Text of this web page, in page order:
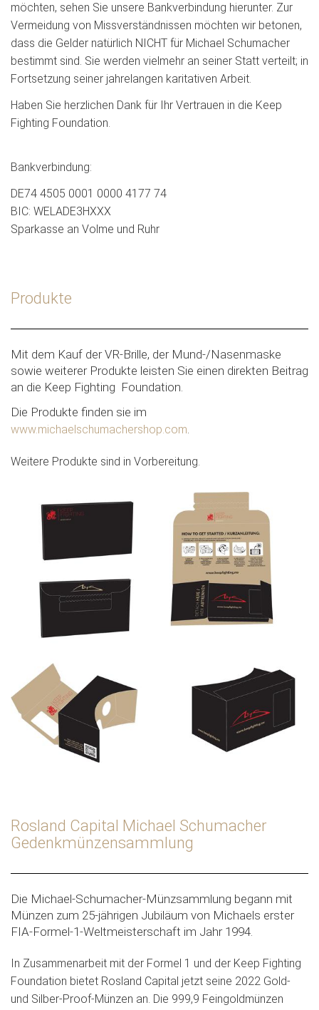
möchten, sehen Sie unsere Bankverbindung hierunter. Zur
Vermeidung von Missverständnissen möchten wir betonen,
dass die Gelder natürlich NICHT für Michael Schumacher
bestimmt sind. Sie werden vielmehr an seiner Statt verteilt; in
Fortsetzung seiner jahrelangen karitativen Arbeit.
Haben Sie herzlichen Dank für Ihr Vertrauen in die Keep
Fighting Foundation.
Bankverbindung:
DE74 4505 0001 0000 4177 74
BIC: WELADE3HXXX
Sparkasse an Volme und Ruhr
Produkte
Mit dem Kauf der VR-Brille, der Mund-/Nasenmaske
sowie weiterer Produkte leisten Sie einen direkten Beitrag
an die Keep Fighting Foundation.
Die Produkte finden sie im
www.michaelschumachershop.com.
Weitere Produkte sind in Vorbereitung.
Rosland Capital Michael Schumacher
Gedenkmünzensammlung
Die Michael-Schumacher-Münzsammlung begann mit
Münzen zum 25-jährigen Jubiläum von Michaels erster
FIA-Formel-1-Weltmeisterschaft im Jahr 1994.
In Zusammenarbeit mit der Formel 1 und der Keep Fighting
Foundation bietet Rosland Capital jetzt seine 2022 Gold-
und Silber-Proof-Münzen an. Die 999,9 Feingoldmünzen